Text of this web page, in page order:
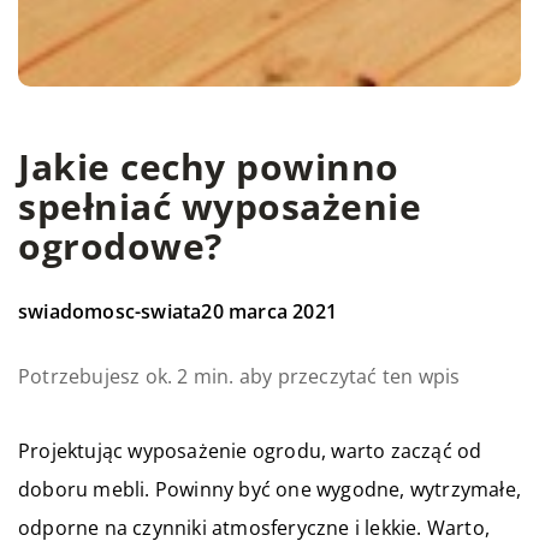
Jakie cechy powinno
spełniać wyposażenie
ogrodowe?
swiadomosc-swiata20 marca 2021
Potrzebujesz ok. 2 min. aby przeczytać ten wpis
Projektując wyposażenie ogrodu, warto zacząć od
doboru mebli. Powinny być one wygodne, wytrzymałe,
odporne na czynniki atmosferyczne i lekkie. Warto,